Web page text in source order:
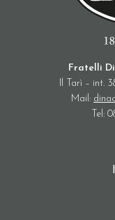
Fratelli
Il Tarì – int.
Mail:
Tel: